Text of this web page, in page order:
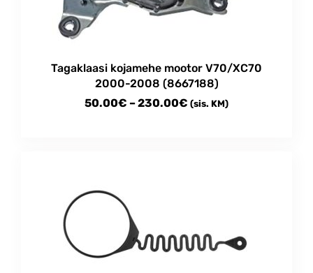
Tagaklaasi kojamehe mootor V70/XC70
2000-2008 (8667188)
50.00€ –230.00€ Price
(sis. KM)
options